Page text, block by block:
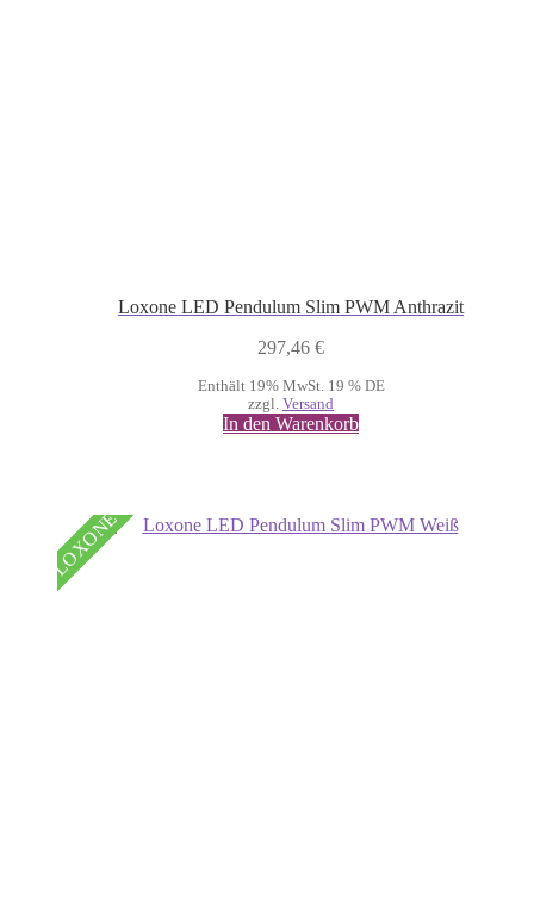
Loxone LED Pendulum Slim PWM Anthrazit
297,46 €
Enthält 19% MwSt. 19 % DE
zzgl. Versand
In den Warenkorb
LOXONE